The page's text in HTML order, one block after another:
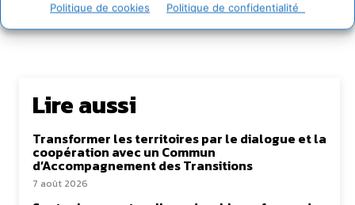
Politique de cookies Politique de confidentialité
Lire aussi
Transformer les territoires par le dialogue et la
coopération avec un Commun
d’Accompagnement des Transitions
7 août 2026